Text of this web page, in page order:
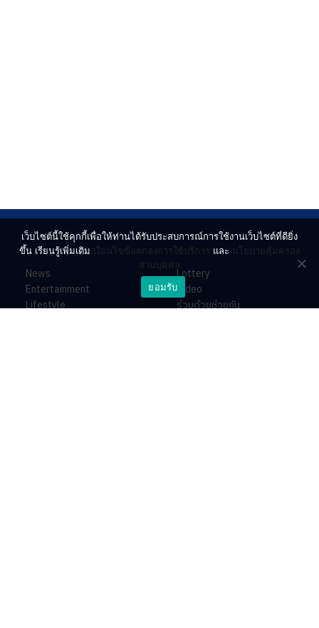
News
Entertainment
Lifestyle
Lottery
Video
ร่วมด้วยช่วยกัน
เว็บไซต์นี้ใช้คุกกี้เพื่อให้ท่านได้รับประสบการณ์การใช้งานเว็บไซต์ที่ดียิ่ง
ขึ้น เรียนรู้เพิ่มเติม เงื่อนไขข้อตกลงการใช้บริการ และ นโยบายคุ้มครอง
ส่วนบุคคล
ยอมรับ